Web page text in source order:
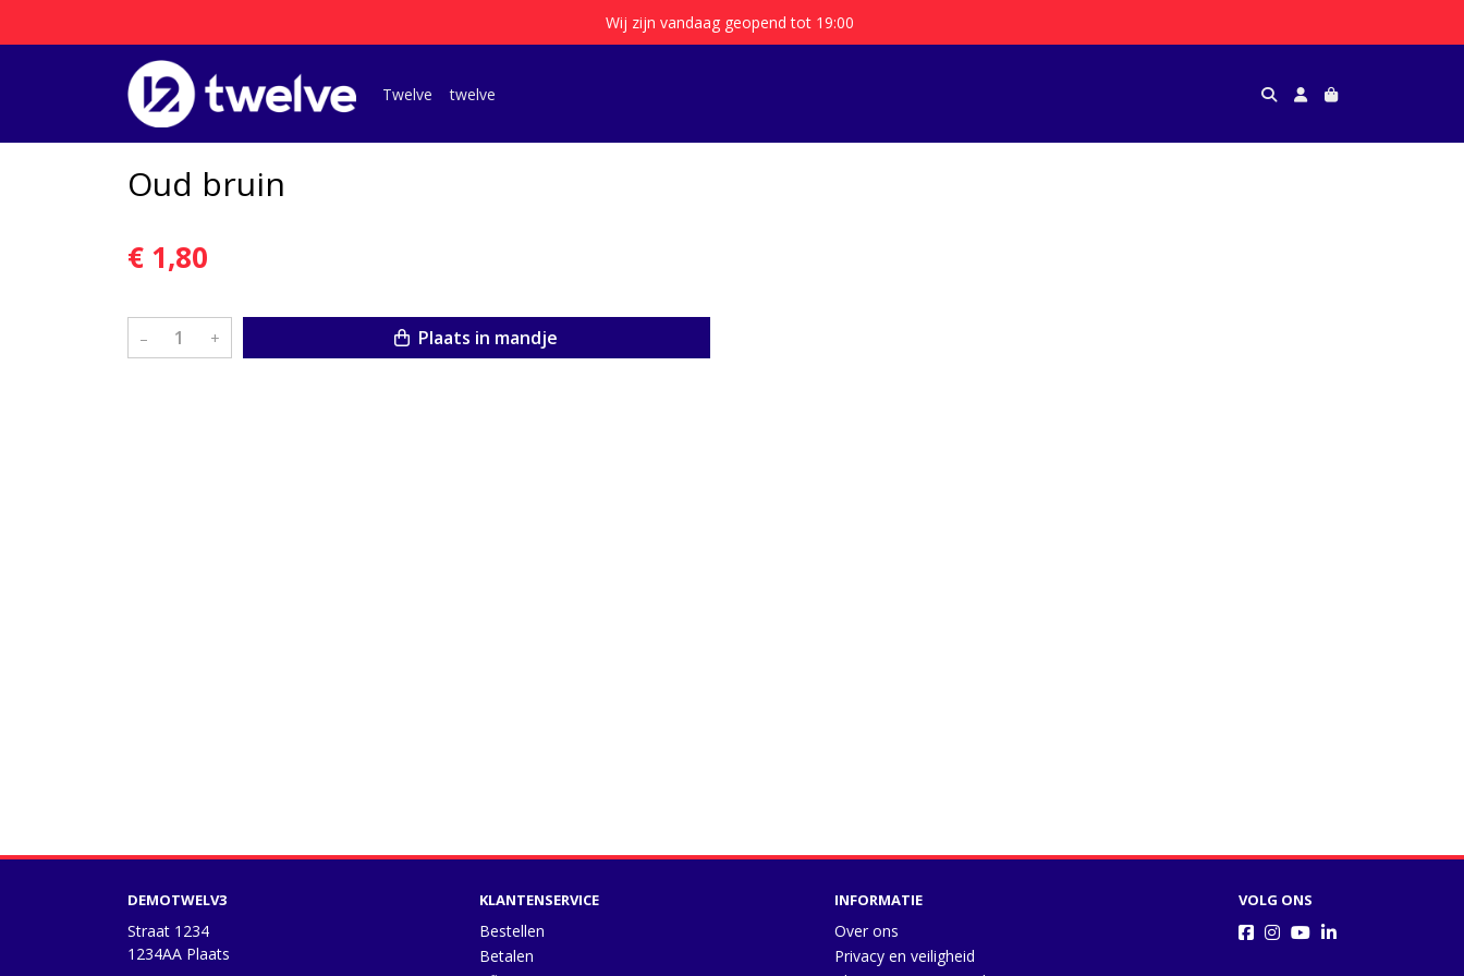
Wij zijn vandaag geopend tot 19:00
Twelve twelve
Oud bruin
€ 1,80
– + Plaats in mandje
DEMOTWELV3
Straat 1234
1234AA Plaats
KLANTENSERVICE
Bestellen
Betalen
INFORMATIE
Over ons
Privacy en veiligheid
VOLG ONS